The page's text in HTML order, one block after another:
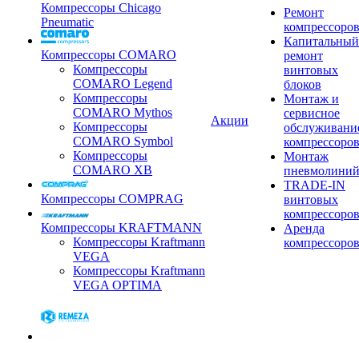
Компрессоры Chicago
Pneumatic
Компрессоры COMARO
Компрессоры
COMARO Legend
Компрессоры
COMARO Mythos
Компрессоры
COMARO Symbol
Компрессоры
COMARO XB
Компрессоры COMPRAG
Компрессоры KRAFTMANN
Компрессоры Kraftmann
VEGA
Компрессоры Kraftmann
VEGA OPTIMA
Акции
Ремонт
компрессоров
Капитальный
ремонт
винтовых
блоков
Монтаж и
сервисное
компрессоров
Монтаж
пневмолиний
TRADE-IN
винтовых
компрессоров
Аренда
компрессоров